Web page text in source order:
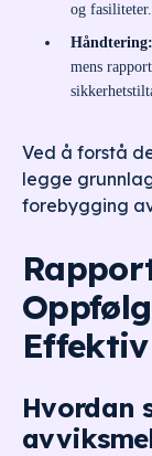
og fasiliteter.
Håndtering:
mens
Ved å forstå
legge
forebygging
Hvordan